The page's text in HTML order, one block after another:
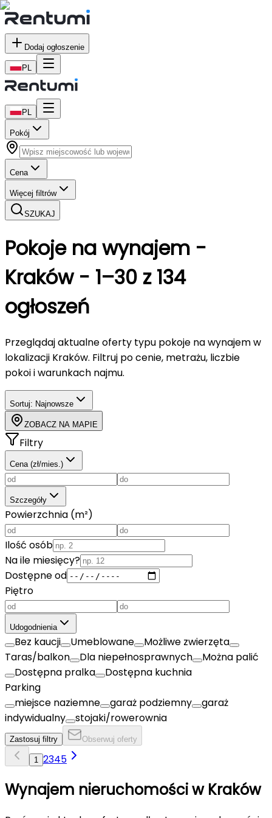
Dodaj ogłoszenie
PL
PL
Pokój
Cena
Więcej filtrów
SZUKAJ
Pokojena wynajem -
Kraków- 1–30 z 134
ogłoszeń
Przeglądaj aktualne oferty typu pokoje na wynajemw
lokalizacji Kraków. Filtruj po cenie, metrażu, liczbie
pokoi i warunkach najmu.
Sortuj: Najnowsze
ZOBACZ NA MAPIE
Filtry
Cena (zł/mies.)
Szczegóły
Powierzchnia (m²)
Ilość osób
Na ile miesięcy?
Dostępne od
Piętro
Udogodnienia
Bez kaucji Umeblowane
Możliwe zwierzęta
Taras/balkon
Dla niepełnosprawnych
Można palić
Dostępna pralka
Dostępna kuchnia
Parking
miejsce naziemne
garaż podziemny
garaż
indywidualny
stojaki/rowerownia
Zastosuj filtry Obserwuj oferty
1 2345
Wynajem nieruchomości w Kraków